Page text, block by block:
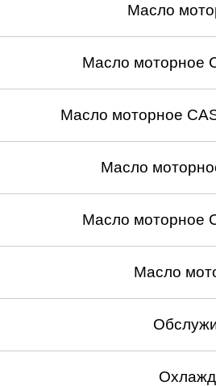
Масло
Масло моторное
Масло моторное
Масло
Масло моторное
Масло